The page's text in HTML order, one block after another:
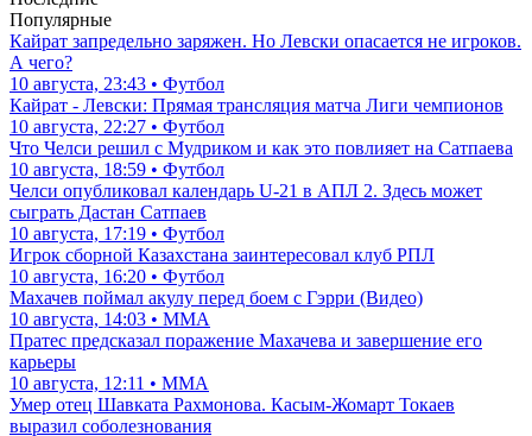
Популярные
Кайрат запредельно заряжен. Но Левски опасается не игроков.
А чего?
10 августа, 23:43 • Футбол
Кайрат - Левски: Прямая трансляция матча Лиги чемпионов
10 августа, 22:27 • Футбол
Что Челси решил с Мудриком и как это повлияет на Сатпаева
10 августа, 18:59 • Футбол
Челси опубликовал календарь U-21 в АПЛ 2. Здесь может
сыграть Дастан Сатпаев
10 августа, 17:19 • Футбол
Игрок сборной Казахстана заинтересовал клуб РПЛ
10 августа, 16:20 • Футбол
Махачев поймал акулу перед боем с Гэрри (Видео)
10 августа, 14:03 • ММА
Пратес предсказал поражение Махачева и завершение его
карьеры
10 августа, 12:11 • ММА
Умер отец Шавката Рахмонова. Касым-Жомарт Токаев
выразил соболезнования